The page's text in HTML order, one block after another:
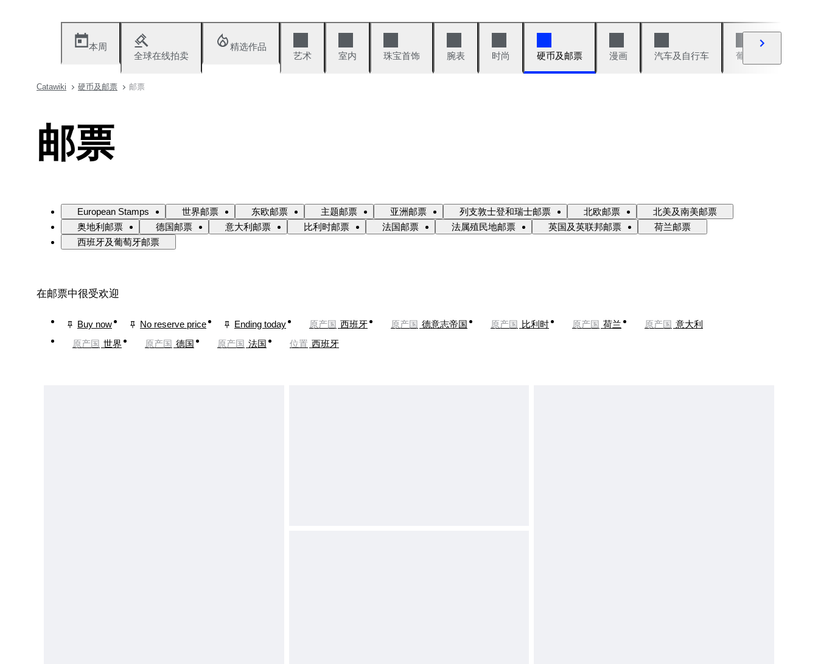
本周
全球在线拍卖
精选作品
艺术
室内 珠宝首饰 腕表 时尚 硬币及邮票 漫画 汽车及自行车 葡萄酒及烈性酒
Catawiki 硬币及邮票 邮票
邮票
European Stamps 世界邮票 东欧邮票 主题邮票 亚洲邮票 列支敦士登和瑞士邮票 北欧邮票
北美及南美邮票
奥地利邮票
德国邮票 意大利邮票 比利时邮票 法国邮票 法属殖民地邮票 英国及英联邦邮票
荷兰邮票
西班牙及葡萄牙邮票
在邮票中很受欢迎
Buy now No reserve price Ending today 原产国 西班牙 原产国 德意志帝国 原产国 比利时 原产国 荷兰 原产国 意大利
原产国 世界 原产国 德国 原产国 法国 位置 西班牙